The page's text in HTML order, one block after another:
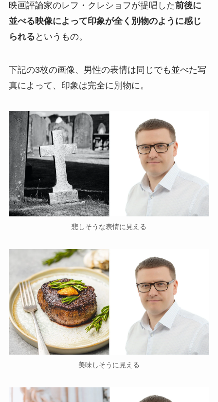
映画評論家のレフ・クレショフが提唱した前後に
並べる映像によって印象が全く別物のように感じ
られる というもの。
下記の3枚の画像、男性の表情は同じでも並べた写
真によって、印象は完全に別物に。
悲しそうな表情に見える
美味しそうに見える